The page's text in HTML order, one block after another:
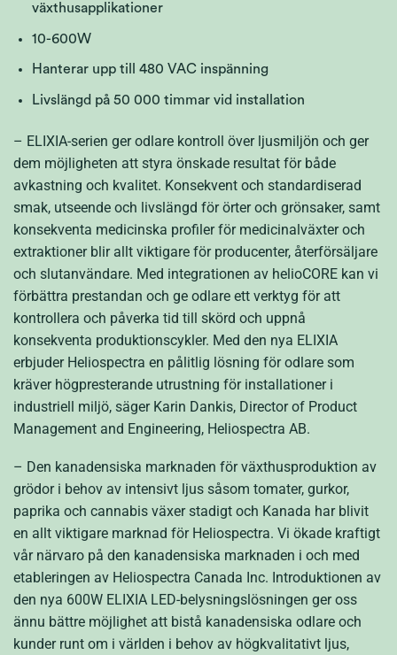
växthusapplikationer
10-600W
Hanterar upp till 480 VAC inspänning
Livslängd på 50 000 timmar vid installation
– ELIXIA-serien ger odlare kontroll över ljusmiljön och ger
dem möjligheten att styra önskade resultat för både
avkastning och kvalitet. Konsekvent och standardiserad
smak, utseende och livslängd för örter och grönsaker, samt
konsekventa medicinska profiler för medicinalväxter och
extraktioner blir allt viktigare för producenter, återförsäljare
och slutanvändare. Med integrationen av helioCORE kan vi
förbättra prestandan och ge odlare ett verktyg för att
kontrollera och påverka tid till skörd och uppnå
konsekventa produktionscykler. Med den nya ELIXIA
erbjuder Heliospectra en pålitlig lösning för odlare som
kräver högpresterande utrustning för installationer i
industriell miljö, säger Karin Dankis, Director of Product
Management and Engineering, Heliospectra AB.
– Den kanadensiska marknaden för växthusproduktion av
grödor i behov av intensivt ljus såsom tomater, gurkor,
paprika och cannabis växer stadigt och Kanada har blivit
en allt viktigare marknad för Heliospectra. Vi ökade kraftigt
vår närvaro på den kanadensiska marknaden i och med
etableringen av Heliospectra Canada Inc. Introduktionen av
den nya 600W ELIXIA LED-belysningslösningen ger oss
ännu bättre möjlighet att bistå kanadensiska odlare och
kunder runt om i världen i behov av högkvalitativt ljus,